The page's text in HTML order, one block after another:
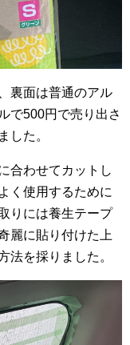
裏面は普通のアル
で500円で売り出さ
した。
合わせてカットし
く使用するために
りには養生テープ
麗に貼り付けた上
法を採りました。